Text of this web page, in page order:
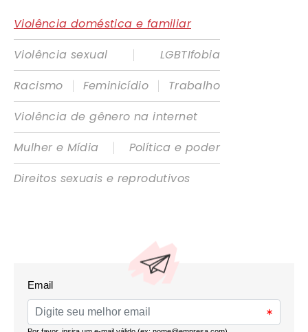
Violência doméstica e familiar
Violência sexual
|
LGBTIfobia
Racismo
| Feminicídio |
Trabalho
Violência de gênero na internet
Mulher e Mídia
|
Política e poder
Direitos sexuais e reprodutivos